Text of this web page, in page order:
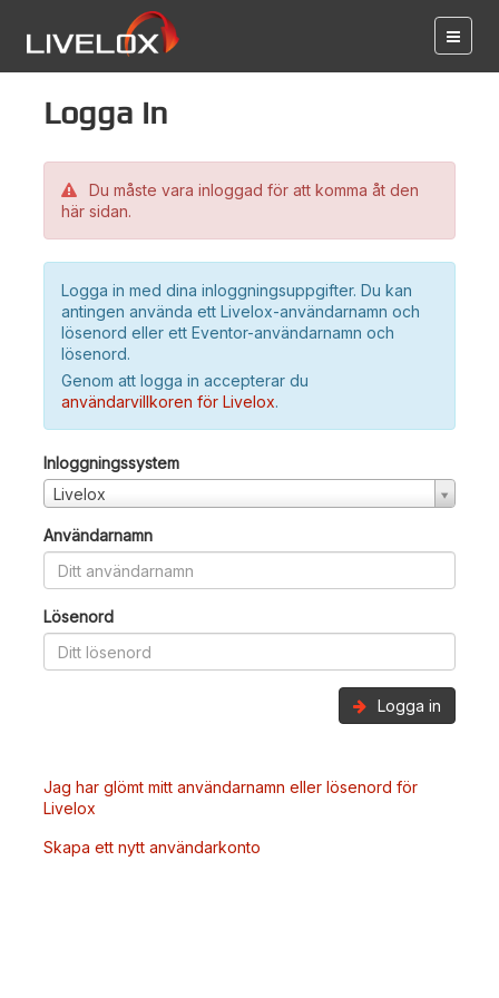
Logga in
Du måste vara inloggad för att komma åt den
här sidan.
Logga in med dina inloggningsuppgifter. Du kan
antingen använda ett Livelox-användarnamn och
lösenord eller ett Eventor-användarnamn och
lösenord.
Genom att logga in accepterar du
användarvillkoren för Livelox.
Inloggningssystem
Livelox
Användarnamn
Lösenord
Logga in
Jag har glömt mitt användarnamn eller lösenord för
Livelox
Skapa ett nytt användarkonto